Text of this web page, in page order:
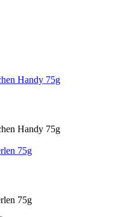
Handy 75g
Handy 75g
75g
75g